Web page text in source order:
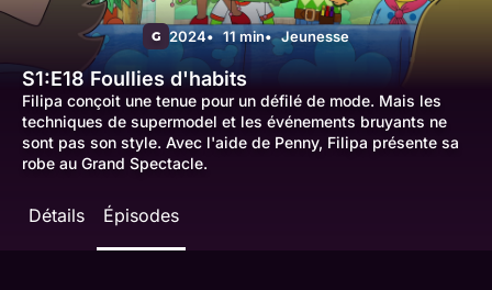
G 2024 11 min Jeunesse
S1:E18 Foullies d'habits
Filipa conçoit une tenue pour un défilé de mode. Mais les
techniques de supermodel et les événements bruyants ne
sont pas son style. Avec l'aide de Penny, Filipa présente sa
robe au Grand Spectacle.
Détails Épisodes